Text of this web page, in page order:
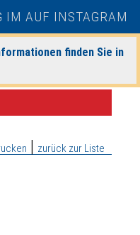
finden Sie in
zurück zur Liste